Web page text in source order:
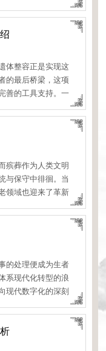
以及对逝者的深切
窥探传统生死观与
体整容正是实现这
的最后桥梁，这项
善的工具支持。一
每位殡葬服务人员
的物质保障。这些
殡葬作为人类文明
与保守中徘徊。当
领域也迎来了革新
可篡改、可追溯的
有的信任、效率与
的处理便成为生者
系现代化转型的浪
现代数字化的深刻
停留于技术层面的